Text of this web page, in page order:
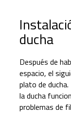
ducha
Después de
espacio, el
plato de
la ducha
problemas de